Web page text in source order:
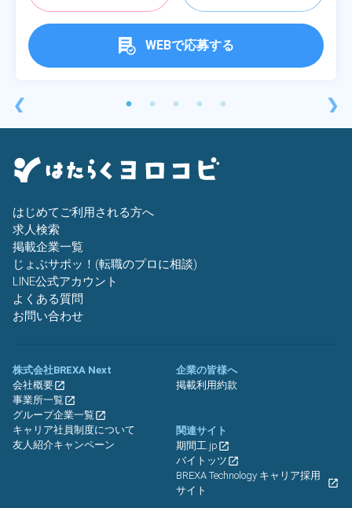
❮
WEBで応募する
❯
はじめてご利用される方へ
求人検索
掲載企業一覧
じょぶサポッ！(転職のプロに相談)
LINE公式アカウント
よくある質問
お問い合わせ
株式会社BREXA Next
会社概要
事業所一覧
グループ企業一覧
キャリア社員制度について
友人紹介キャンペーン
企業の皆様へ
掲載利用約款
関連サイト
期間工.jp
バイトッツ
BREXA Technology キャリア採用
サイト